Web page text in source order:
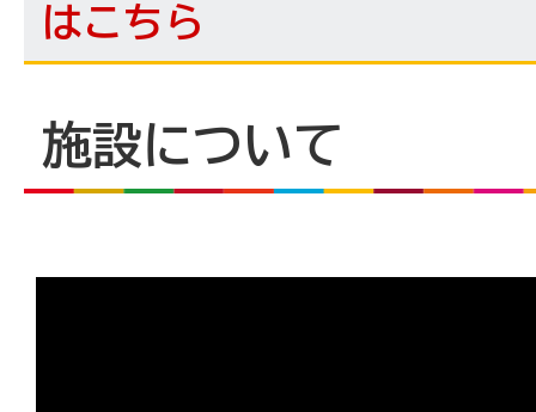
はこちら
施設について